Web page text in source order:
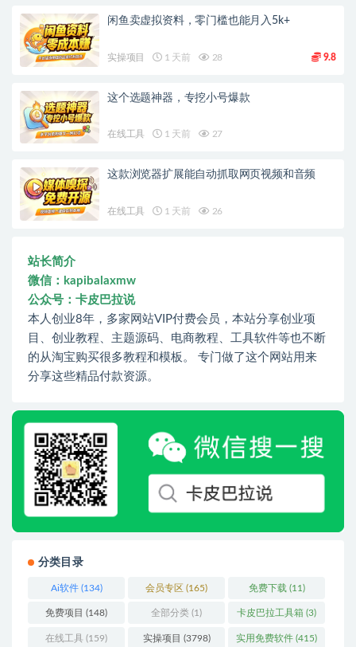
闲鱼卖虚拟资料，零门槛也能月入5k+
实操项目 1 天前 28 9.8
这个选题神器，专挖小号爆款
在线工具 1 天前 27
这款浏览器扩展能自动抓取网页视频和音频
在线工具 1 天前 26
站长简介
微信：kapibalaxmw
公众号：卡皮巴拉说
本人创业8年，多家网站VIP付费会员，本站分享创业项
目、创业教程、主题源码、电商教程、工具软件等也不断
的从淘宝购买很多教程和模板。 专门做了这个网站用来
分享这些精品付款资源。
分类目录
Ai软件(134) 会员专区 (165) 免费下载 (11)
免费项目 (148) 全部分类 (1) 卡皮巴拉工具箱 (3)
在线工具 (159) 实操项目 (3798) 实用免费软件 (415)